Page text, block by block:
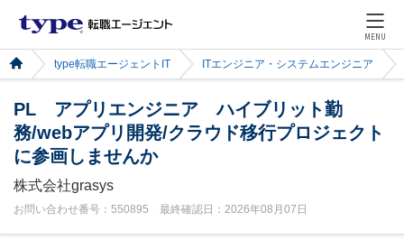
MENU
type転職エージェントIT ITエンジニア・システムエンジニア
PL アプリエンジニア ハイブリット勤
務/webアプリ開発/クラウド移行プロジェクト
に参画しませんか
株式会社grasys
お問い合わせ番号：550895 最終確認日：2026年08月07日